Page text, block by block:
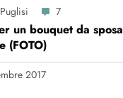
7
un bouquet da sposa
(FOTO)
2017